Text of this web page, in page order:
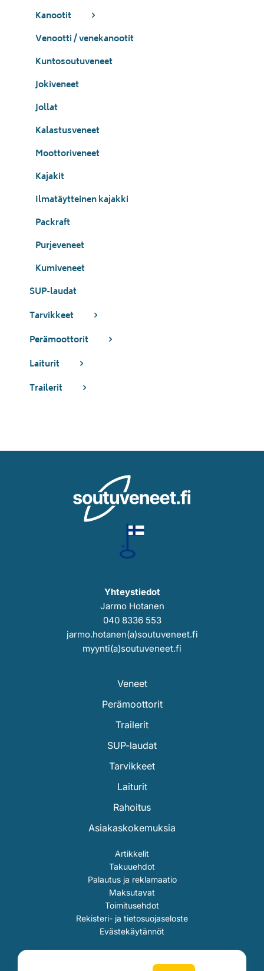
Kanootit
Venootti / venekanootit
Kuntosoutuveneet
Jokiveneet
Jollat
Kalastusveneet
Moottoriveneet
Kajakit
Ilmatäytteinen kajakki
Packraft
Purjeveneet
Kumiveneet
SUP-laudat
Tarvikkeet
Perämoottorit
Laiturit
Trailerit
Yhteystiedot
Jarmo Hotanen
040 8336 553
jarmo.hotanen(a)soutuveneet.fi
myynti(a)soutuveneet.fi
Veneet
Perämoottorit
Trailerit
SUP-laudat
Tarvikkeet
Laiturit
Rahoitus
Asiakaskokemuksia
Artikkelit
Takuuehdot
Palautus ja reklamaatio
Maksutavat
Toimitusehdot
Rekisteri- ja tietosuojaseloste
Evästekäytännöt